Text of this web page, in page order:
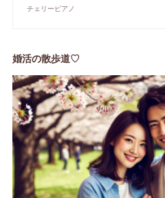
チェリーピアノ
婚活の散歩道♡